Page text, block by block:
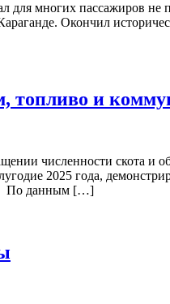
для многих пассажиров
Окончил
топливо и
численности скота
2025 года,
По данным […]